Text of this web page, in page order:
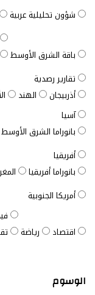
شؤون تحليلية عربية
باقة الشرق الأوسط
تقارير رصدية
أذربيجان
الهند
آسيا
بانوراما الشرق الأوسط
أفريقيا
بانوراما أفريقيا
أمريكا الجنوبية
اقتصاد رياضة
الوسوم